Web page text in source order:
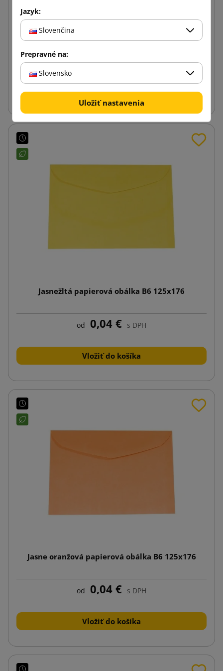
Tmavožltá papierová obálka B6 125x176
Vložiť do košíka
Jasnežltá papierová obálka B6 125x176
od 0,04 € s DPH
Vložiť do košíka
Jasne oranžová papierová obálka B6 125x176
od 0,04 € s DPH
Vložiť do košíka
Jazyk:
Slovenčina
Prepravné na:
Slovensko
Uložiť nastavenia